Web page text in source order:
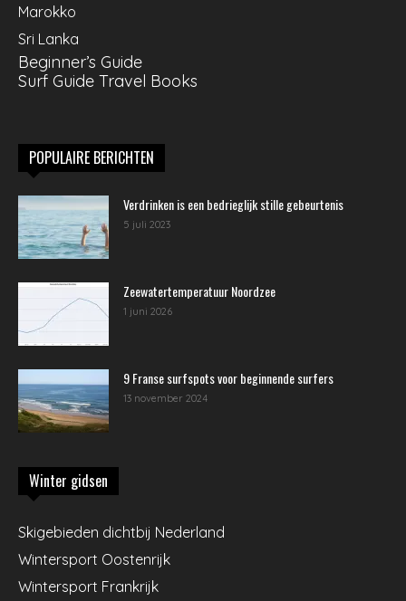
Marokko
Sri Lanka
Beginner’s Guide
Surf Guide Travel Books
POPULAIRE BERICHTEN
Verdrinken is een bedrieglijk stille gebeurtenis
5 juli 2023
Zeewatertemperatuur Noordzee
1 juni 2026
9 Franse surfspots voor beginnende surfers
13 november 2024
Winter gidsen
Skigebieden dichtbij Nederland
Wintersport Oostenrijk
Wintersport Frankrijk